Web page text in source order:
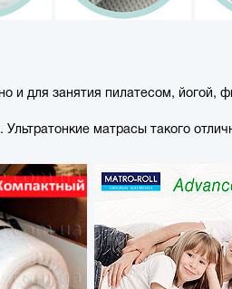
и для занятия пилатесом, йогой,
. Ультратонкие матрасы такого